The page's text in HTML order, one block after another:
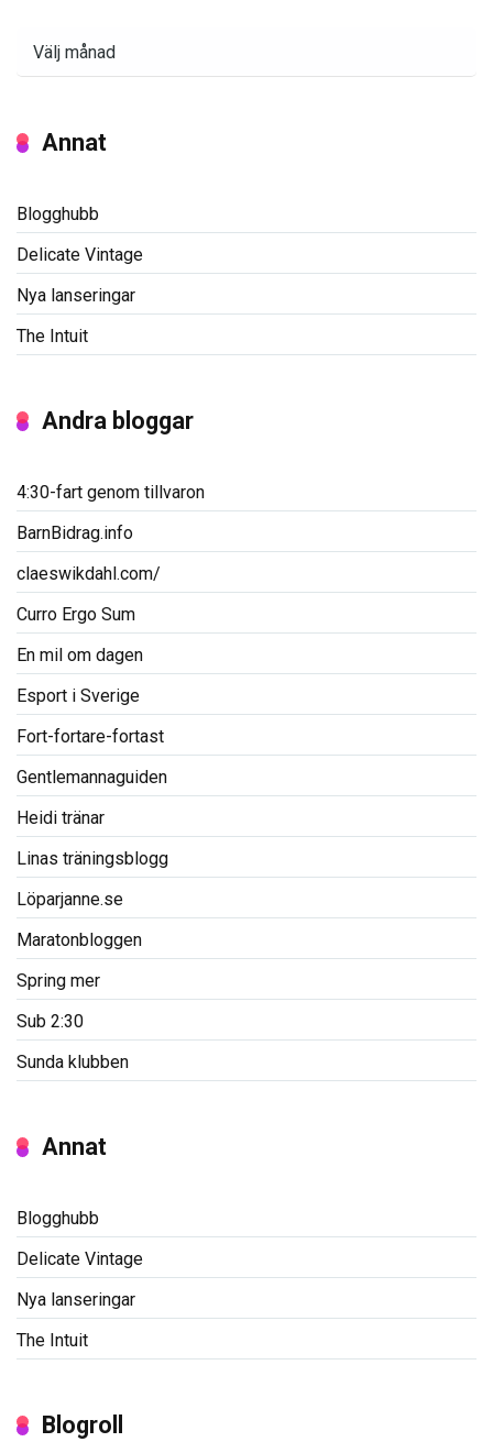
Annat
Blogghubb
Delicate Vintage
Nya lanseringar
The Intuit
Andra bloggar
4:30-fart genom tillvaron
BarnBidrag.info
claeswikdahl.com/
Curro Ergo Sum
En mil om dagen
Esport i Sverige
Fort-fortare-fortast
Gentlemannaguiden
Heidi tränar
Linas träningsblogg
Löparjanne.se
Maratonbloggen
Spring mer
Sub 2:30
Sunda klubben
Annat
Blogghubb
Delicate Vintage
Nya lanseringar
The Intuit
Blogroll